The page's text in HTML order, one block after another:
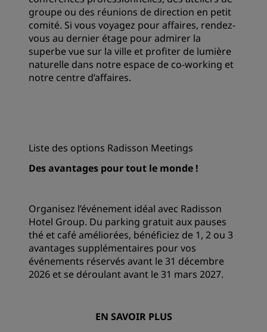
groupe ou des réunions de direction en petit
comité. Si vous voyagez pour affaires, rendez-
vous au dernier étage pour admirer la
superbe vue sur la ville et profiter de lumière
naturelle dans notre espace de co-working et
notre centre d’affaires.
Liste des options Radisson Meetings
Des avantages pour tout le monde !
Organisez l’événement idéal avec Radisson
Hotel Group. Du parking gratuit aux pauses
thé et café améliorées, bénéficiez de 1, 2 ou 3
avantages supplémentaires pour vos
événements réservés avant le 31 décembre
2026 et se déroulant avant le 31 mars 2027.
EN SAVOIR PLUS